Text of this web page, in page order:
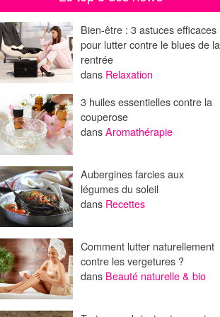
Bien-être : 3 astuces efficaces
pour lutter contre le blues de la
rentrée
dans Relaxation
3 huiles essentielles contre la
couperose
dansAromathérapie
Aubergines farcies aux
légumes du soleil
dans Recettes
Comment lutter naturellement
contre les vergetures ?
dans Beauté naturelle & bio